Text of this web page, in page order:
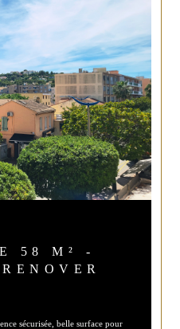
58 M² -
sécurisée, belle surface pour